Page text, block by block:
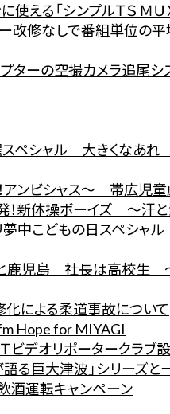
る「シンプルＴＳ ＭＵ
なしで番組単位の平均
ーの空撮カメラ追尾シ
ペシャル 大きくなあ
ンビシャス～ 帯広児
新体操ボーイズ ～汗
中こどもの日スペシャ
鹿児島 社長は高校生
による柔道事故について
Hope for MIYAGI
デオリポータークラブ
巨大津波」シリーズと
酒運転キャンペーン